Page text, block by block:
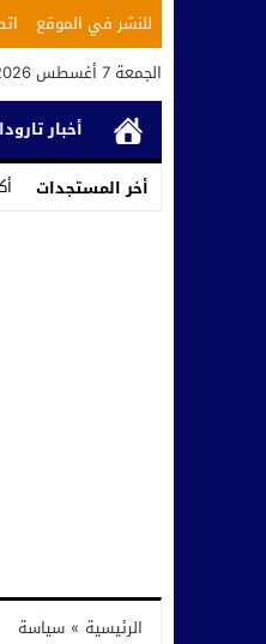
للنشر في الموقع
الجمعة 7 أغسطس 2026 - 8:20 صباحًا
أخبار
أخر المستجدات
الرئيسية » سياسة